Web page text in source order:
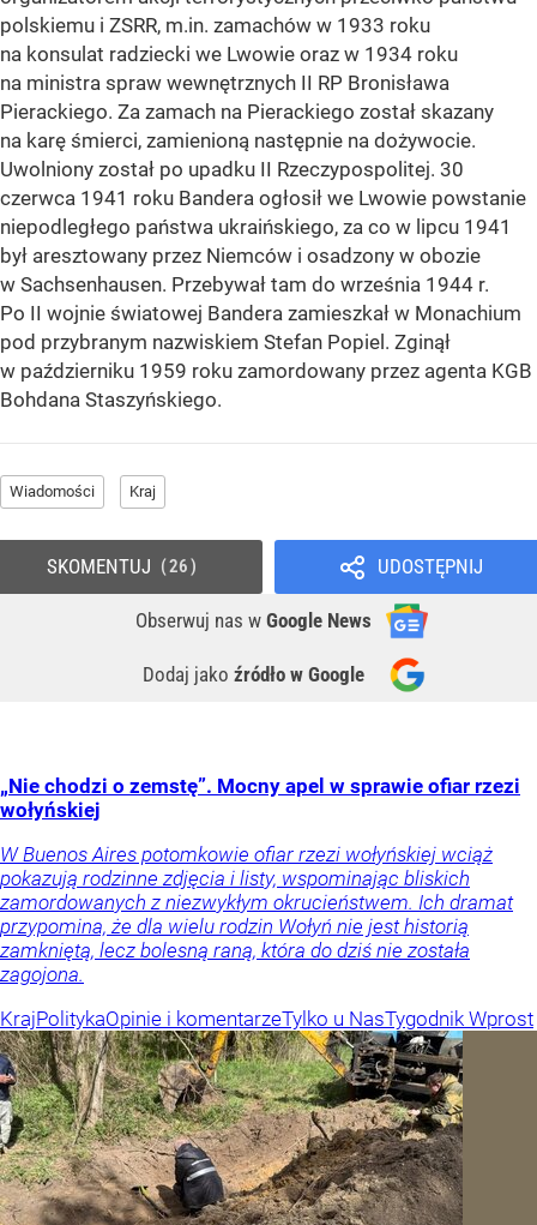
polskiemu i ZSRR, m.in. zamachów w 1933 roku
na konsulat radziecki we Lwowie oraz w 1934 roku
na ministra spraw wewnętrznych II RP Bronisława
Pierackiego. Za zamach na Pierackiego został skazany
na karę śmierci, zamienioną następnie na dożywocie.
Uwolniony został po upadku II Rzeczypospolitej. 30
czerwca 1941 roku Bandera ogłosił we Lwowie powstanie
niepodległego państwa ukraińskiego, za co w lipcu 1941
był aresztowany przez Niemców i osadzony w obozie
w Sachsenhausen. Przebywał tam do września 1944 r.
Po II wojnie światowej Bandera zamieszkał w Monachium
pod przybranym nazwiskiem Stefan Popiel. Zginął
w październiku 1959 roku zamordowany przez agenta KGB
Bohdana Staszyńskiego.
Wiadomości Kraj
UDOSTĘPNIJ
Obserwuj nas w Google News
Dodaj jako źródło w Google
SKOMENTUJ 26
„Nie chodzi o zemstę”. Mocny apel w sprawie ofiar rzezi
wołyńskiej
W Buenos Aires potomkowie ofiar rzezi wołyńskiej wciąż
pokazują rodzinne zdjęcia i listy, wspominając bliskich
zamordowanych z niezwykłym okrucieństwem. Ich dramat
przypomina, że dla wielu rodzin Wołyń nie jest historią
zamkniętą, lecz bolesną raną, która do dziś nie została
zagojona.
KrajPolitykaOpinie i komentarzeTylko u NasTygodnik Wprost